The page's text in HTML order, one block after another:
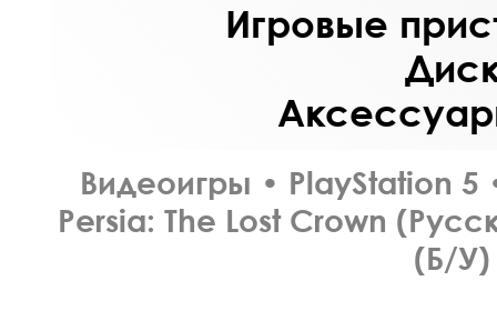
Игровые
Видеоигры • PlayStation 5
Persia: The Lost Crown
(Б/У)